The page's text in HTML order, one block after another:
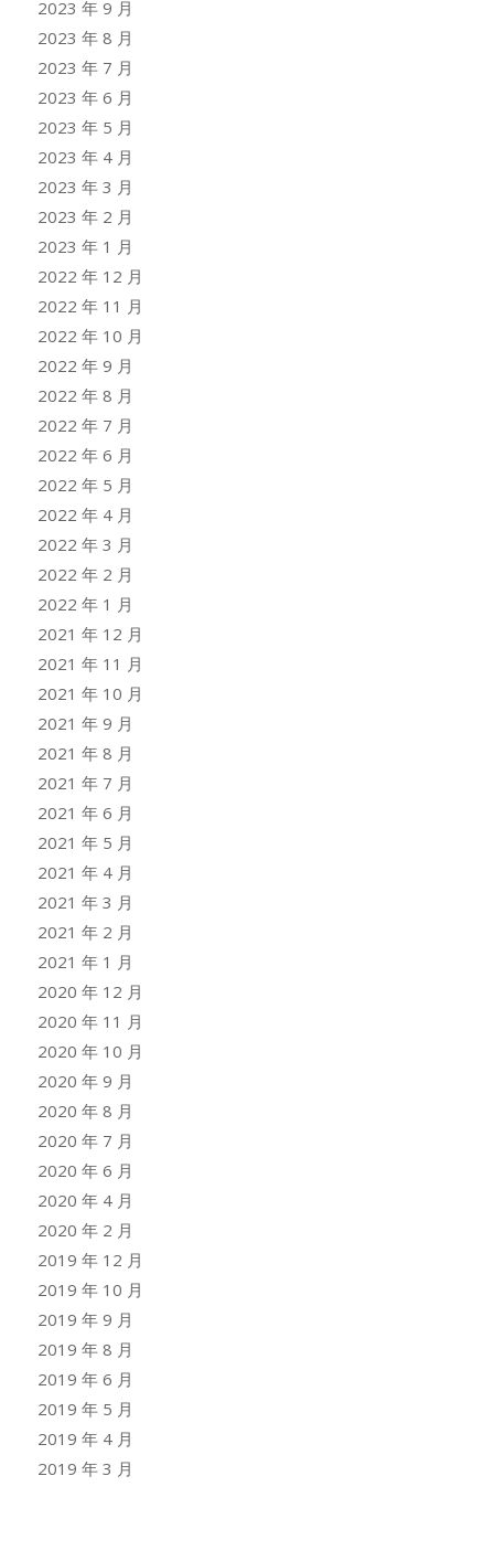
2023 年 9 月
2023 年 8 月
2023 年 7 月
2023 年 6 月
2023 年 5 月
2023 年 4 月
2023 年 3 月
2023 年 2 月
2023 年 1 月
2022 年 12 月
2022 年 11 月
2022 年 10 月
2022 年 9 月
2022 年 8 月
2022 年 7 月
2022 年 6 月
2022 年 5 月
2022 年 4 月
2022 年 3 月
2022 年 2 月
2022 年 1 月
2021 年 12 月
2021 年 11 月
2021 年 10 月
2021 年 9 月
2021 年 8 月
2021 年 7 月
2021 年 6 月
2021 年 5 月
2021 年 4 月
2021 年 3 月
2021 年 2 月
2021 年 1 月
2020 年 12 月
2020 年 11 月
2020 年 10 月
2020 年 9 月
2020 年 8 月
2020 年 7 月
2020 年 6 月
2020 年 4 月
2020 年 2 月
2019 年 12 月
2019 年 10 月
2019 年 9 月
2019 年 8 月
2019 年 6 月
2019 年 5 月
2019 年 4 月
2019 年 3 月